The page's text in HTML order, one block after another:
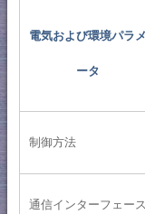
電気および環境パラメ
ータ
制御方法
通信インターフェース